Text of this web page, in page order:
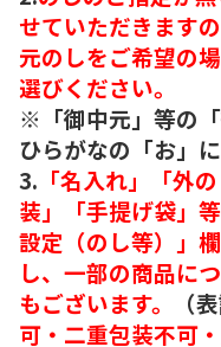
せていただきます
元のしをご希望の
選びください。
※「御中元」等の
ひらがなの「お」
3. 「名入れ」「外
装」「手提げ袋」
設定（のし等）」
し、一部の商品に
もございます。
（
可・二重包装不可